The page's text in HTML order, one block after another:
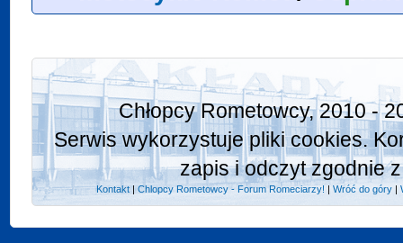
Chłopcy Rometowcy, 2010 -
Serwis wykorzystuje pliki cookies.
zapis i odczyt zgodnie
Kontakt |Chlopcy Rometowcy - Forum Romeciarzy! |Wróć do góry |